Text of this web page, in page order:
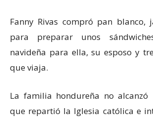
Fanny Rivas compró pan blanco,
para preparar unos
navideña para ella, su esposo y
que viaja.
La familia hondureña no
que repartió la Iglesia católica e